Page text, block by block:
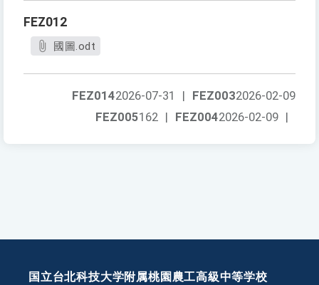
FEZ012
國圖.odt
FEZ0032026-02-09
FEZ0142026-07-31
|
FEZ0042026-02-09 |
FEZ005162 |
国立台北科技大学附属桃園農工高級中等学校